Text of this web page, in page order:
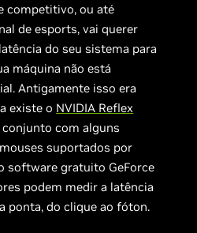
competitivo, ou até
de esports, vai querer
do seu sistema para
máquina não está
Antigamente isso era
existe o NVIDIA Reflex
conjunto com alguns
suportados por
software gratuito GeForce
podem medir a latência
ponta, do clique ao fóton.